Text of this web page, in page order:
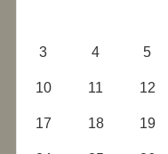
3 4 5
10 11 12
17 18 19